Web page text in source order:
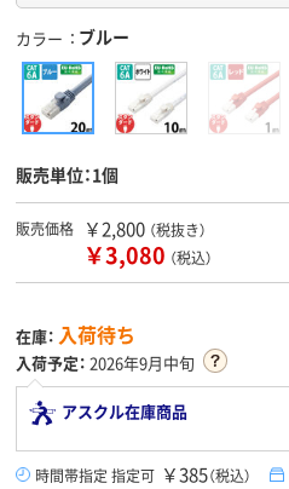
カラー ブルー
販売単位：1個
販売価格 ￥2,800 （税抜き）
￥3,080 （税込）
在庫： 入荷待ち
入荷予定： 2026年9月中旬
アスクル在庫商品
時間帯指定 指定可 ￥385（税込）